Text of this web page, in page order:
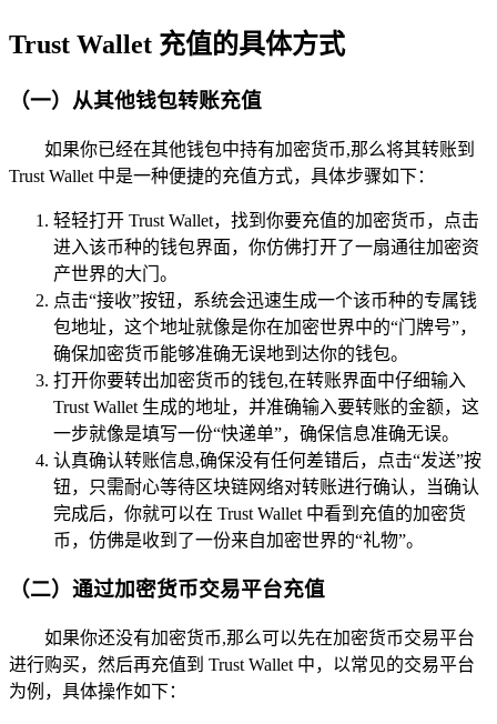
Trust Wallet 充值的具体方式
（一）从其他钱包转账充值
如果你已经在其他钱包中持有加密货币,那么将其转账到
Trust Wallet 中是一种便捷的充值方式，具体步骤如下：
轻轻打开 Trust Wallet，找到你要充值的加密货币，点击
进入该币种的钱包界面，你仿佛打开了一扇通往加密资
产世界的大门。
点击“接收”按钮，系统会迅速生成一个该币种的专属钱
包地址，这个地址就像是你在加密世界中的“门牌号”，
确保加密货币能够准确无误地到达你的钱包。
打开你要转出加密货币的钱包,在转账界面中仔细输入
Trust Wallet 生成的地址，并准确输入要转账的金额，这
一步就像是填写一份“快递单”，确保信息准确无误。
认真确认转账信息,确保没有任何差错后，点击“发送”按
钮，只需耐心等待区块链网络对转账进行确认，当确认
完成后，你就可以在 Trust Wallet 中看到充值的加密货
币，仿佛是收到了一份来自加密世界的“礼物”。
（二）通过加密货币交易平台充值
如果你还没有加密货币,那么可以先在加密货币交易平台
进行购买，然后再充值到 Trust Wallet 中，以常见的交易平台
为例，具体操作如下：